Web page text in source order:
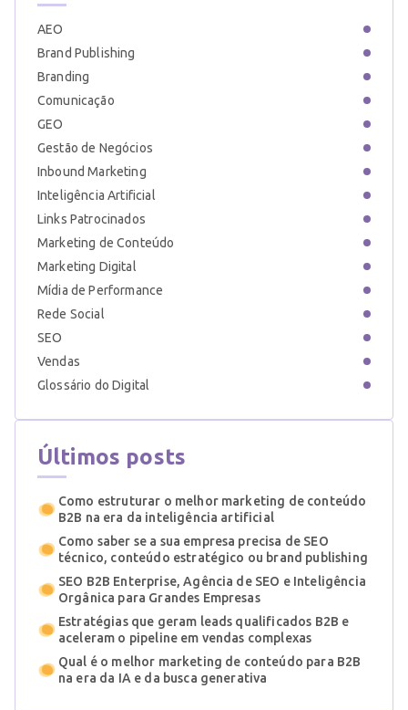
AEO
Brand Publishing
Branding
Comunicação
GEO
Gestão de Negócios
Inbound Marketing
Inteligência Artificial
Links Patrocinados
Marketing de Conteúdo
Marketing Digital
Mídia de Performance
Rede Social
SEO
Vendas
Glossário do Digital
Últimos posts
Como estruturar o melhor marketing de conteúdo
B2B na era da inteligência artificial
Como saber se a sua empresa precisa de SEO
técnico, conteúdo estratégico ou brand publishing
SEO B2B Enterprise, Agência de SEO e Inteligência
Orgânica para Grandes Empresas
Estratégias que geram leads qualificados B2B e
aceleram o pipeline em vendas complexas
Qual é o melhor marketing de conteúdo para B2B
na era da IA e da busca generativa